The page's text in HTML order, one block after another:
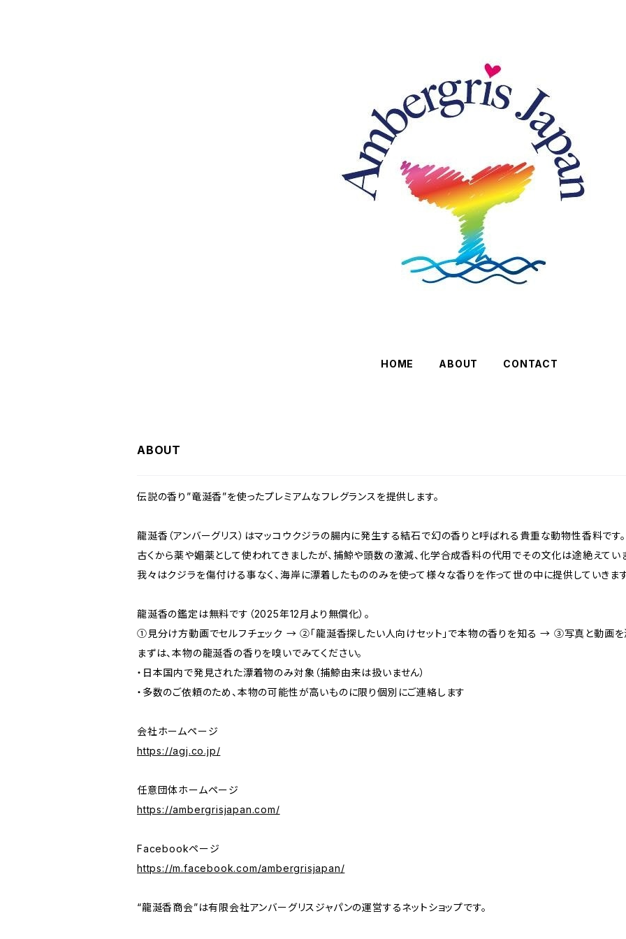
HOME ABOUT CONTACT
ABOUT
伝説の香り”竜涎香”を使ったプレミアムなフレグランスを提供します。
龍涎香（アンバーグリス）はマッコウクジラの腸内に発生する結石で幻の香りと呼ばれる貴重な動物性香料です。
古くから薬や媚薬として使われてきましたが、捕鯨や頭数の激減、化学合成香料の代用でその文化は途絶えてい
我々はクジラを傷付ける事なく、海岸に漂着したもののみを使って様々な香りを作って世の中に提供していきます
龍涎香の鑑定は無料です（2025年12月より無償化）。
①見分け方動画でセルフチェック → ②「龍涎香探したい人向けセット」で本物の香りを知る → ③写真と動画を
まずは、本物の龍涎香の香りを嗅いでみてください。
・日本国内で発見された漂着物のみ対象（捕鯨由来は扱いません）
・多数のご依頼のため、本物の可能性が高いものに限り個別にご連絡します
会社ホームページ
https://agj.co.jp/
任意団体ホームページ
https://ambergrisjapan.com/
Facebookページ
https://m.facebook.com/ambergrisjapan/
“龍涎香商会”は有限会社アンバーグリスジャパンの運営するネットショップです。